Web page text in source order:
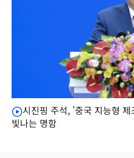
시진핑 주석, '중국 지능형
빛나는 명함